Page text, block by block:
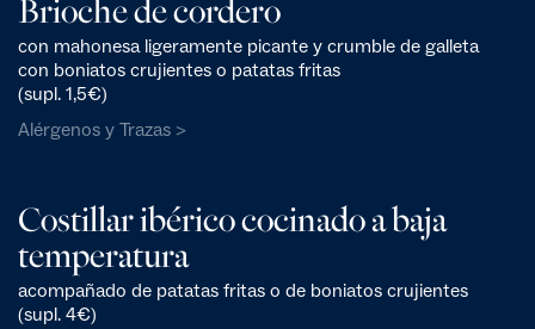
Brioche de cordero
con mahonesa ligeramente picante y crumble de galleta
con boniatos crujientes o patatas fritas
(supl. 1,5€)
Alérgenos y Trazas >
Costillar ibérico cocinado a baja
temperatura
acompañado de patatas fritas o de boniatos crujientes
(supl. 4€)